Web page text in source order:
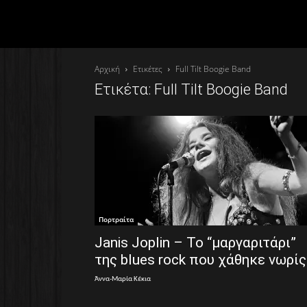
Αρχική Ετικέτες Full Tilt Boogie Band
Ετικέτα: Full Tilt Boogie Band
Πορτραίτα
Janis Joplin – Το “μαργαριτάρι”
της blues rock που χάθηκε νωρίς
Άννα-Μαρία Κέκια